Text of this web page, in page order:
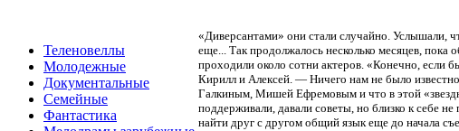
Теленовеллы
Молодежные
Документальные
Семейные
Фантастика
«Диверсантами» они стали случайно. Услышали,
еще... Так продолжалось несколько месяцев, пока
проходили около сотни актеров. «Конечно, если
Кирилл и Алексей. — Ничего нам не было
Галкиным, Мишей Ефремовым и что в этой
поддерживали, давали советы, но близко к себе
найти друг с другом общий язык еще до начала